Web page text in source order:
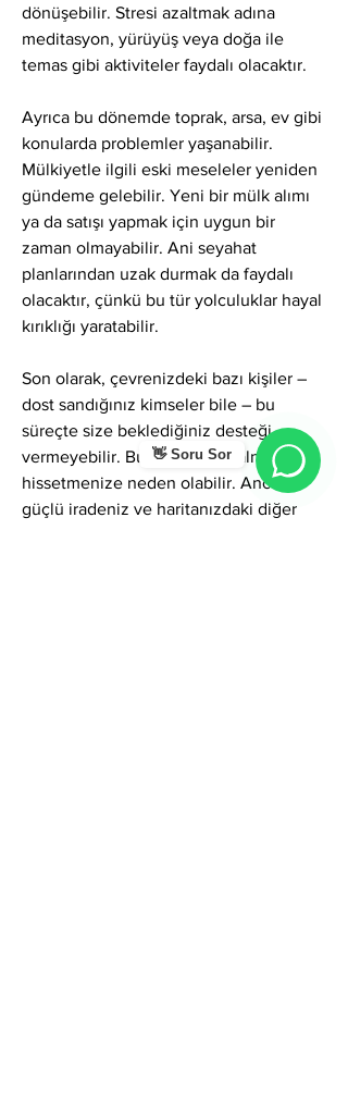
👋 Soru Sor
dönüşebilir. Stresi azaltmak adına
meditasyon, yürüyüş veya doğa ile
temas gibi aktiviteler faydalı olacaktır.
Ayrıca bu dönemde toprak, arsa, ev gibi
konularda problemler yaşanabilir.
Mülkiyetle ilgili eski meseleler yeniden
gündeme gelebilir. Yeni bir mülk alımı
ya da satışı yapmak için uygun bir
zaman olmayabilir. Ani seyahat
planlarından uzak durmak da faydalı
olacaktır, çünkü bu tür yolculuklar hayal
kırıklığı yaratabilir.
Son olarak, çevrenizdeki bazı kişiler –
dost sandığınız kimseler bile – bu
süreçte size beklediğiniz desteği
vermeyebilir. Bu, kendinizi yalnız
hissetmenize neden olabilir. Ancak
güçlü iradeniz ve haritanızdaki diğer